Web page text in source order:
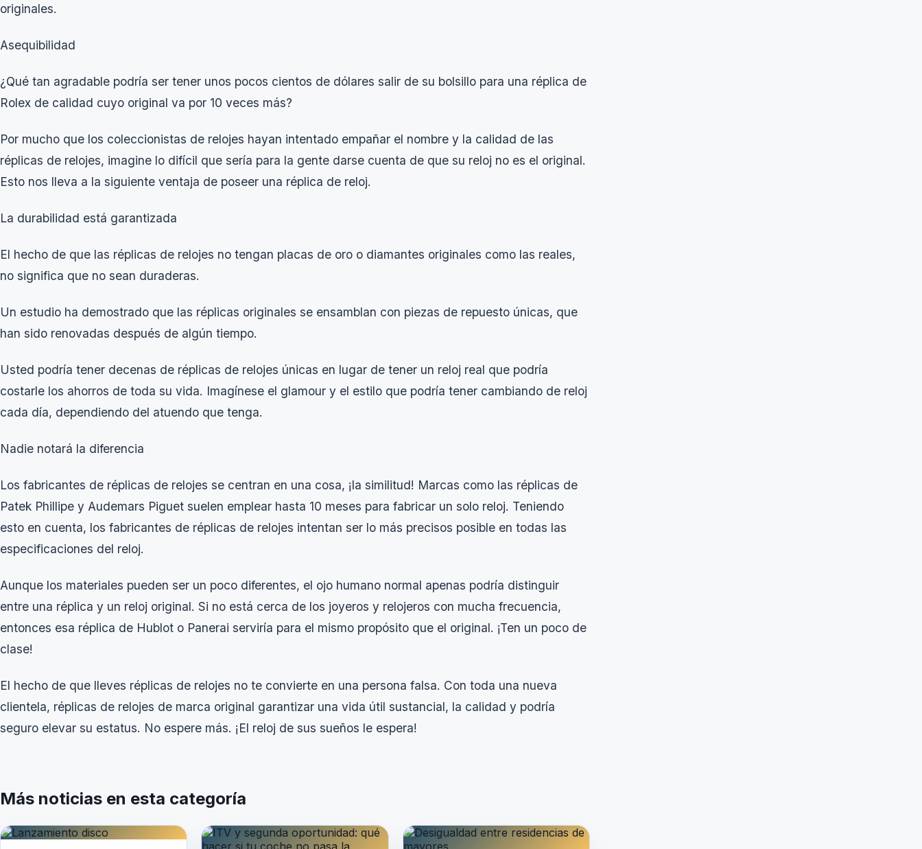
originales.
Asequibilidad
¿Qué tan agradable podría ser tener unos pocos cientos de dólares salir de su bolsillo para una réplica de
Rolex de calidad cuyo original va por 10 veces más?
Por mucho que los coleccionistas de relojes hayan intentado empañar el nombre y la calidad de las
réplicas de relojes, imagine lo difícil que sería para la gente darse cuenta de que su reloj no es el original.
Esto nos lleva a la siguiente ventaja de poseer una réplica de reloj.
La durabilidad está garantizada
El hecho de que las réplicas de relojes no tengan placas de oro o diamantes originales como las reales,
no significa que no sean duraderas.
Un estudio ha demostrado que las réplicas originales se ensamblan con piezas de repuesto únicas, que
han sido renovadas después de algún tiempo.
Usted podría tener decenas de réplicas de relojes únicas en lugar de tener un reloj real que podría
costarle los ahorros de toda su vida. Imagínese el glamour y el estilo que podría tener cambiando de reloj
cada día, dependiendo del atuendo que tenga.
Nadie notará la diferencia
Los fabricantes de réplicas de relojes se centran en una cosa, ¡la similitud! Marcas como las réplicas de
Patek Phillipe y Audemars Piguet suelen emplear hasta 10 meses para fabricar un solo reloj. Teniendo
esto en cuenta, los fabricantes de réplicas de relojes intentan ser lo más precisos posible en todas las
especificaciones del reloj.
Aunque los materiales pueden ser un poco diferentes, el ojo humano normal apenas podría distinguir
entre una réplica y un reloj original. Si no está cerca de los joyeros y relojeros con mucha frecuencia,
entonces esa réplica de Hublot o Panerai serviría para el mismo propósito que el original. ¡Ten un poco de
clase!
El hecho de que lleves réplicas de relojes no te convierte en una persona falsa. Con toda una nueva
clientela, réplicas de relojes de marca original garantizar una vida útil sustancial, la calidad y podría
seguro elevar su estatus. No espere más. ¡El reloj de sus sueños le espera!
Más noticias en esta categoría